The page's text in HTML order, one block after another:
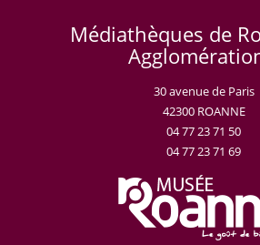
Médiathèques de
30 avenue de Paris
42300 ROANNE
04 77 23 71 50
04 77 23 71 69